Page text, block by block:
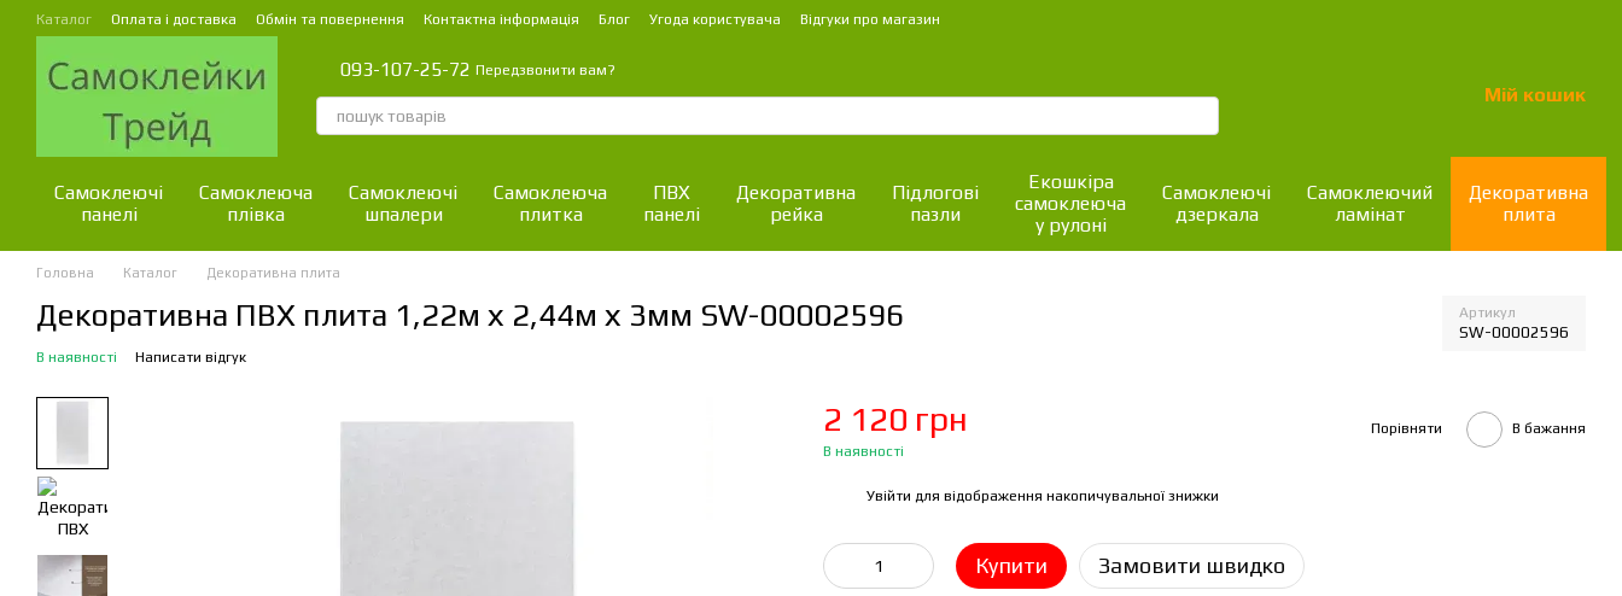
Перейти до основного контенту
Каталог Оплата і доставка Обмін та повернення Контактна інформація Блог Угода користувача Відгуки про магазин
093-107-25-72 Передзвонити вам?
Мій кошик
Самоклеючі
панелі
Самоклеюча
плівка
Самоклеючі
шпалери
Самоклеюча
плитка
ПВХ
панелі
Декоративна
рейка
Підлогові
пазли
Екошкіра
самоклеюча
у рулоні
Самоклеючі
дзеркала
Самоклеючий
ламінат
Декоративна
плита
Головна Каталог Декоративна плита
Декоративна ПВХ плита 1,22м х 2,44м х 3мм SW-00002596 Артикул
SW-00002596
В наявності Написати відгук
2 120 грн
В наявності
Порівняти В бажання
Увійти для відображення накопичувальної знижки
Купити Замовити швидко